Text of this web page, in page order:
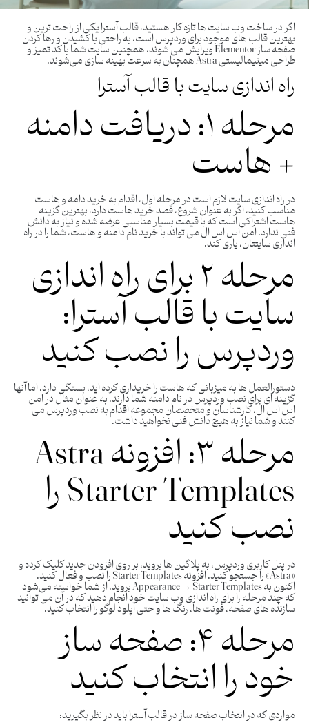
اگر در ساخت وب‌ سایت‌ ها تازه کار هستید، قالب‌ آسترا یکی از راحت ترین و
بهترین قالب های موجود برای وردپرس است، به راحتی با کشیدن و رها کردن
صفحه‌ ساز Elementor ویرایش می‌ شوند، همچنین سایت شما با کد تمیز و
طراحی مینیمالیستی Astra همچنان به سرعت بهینه ‌سازی می‌شوند.
راه اندازی سایت با قالب آسترا
مرحله ۱: دریافت دامنه
+ هاست
در راه اندازی سایت لازم است در مرحله اول، اقدام به خرید دامه و هاست
مناسب کنید، اگر به عنوان شروع، قصد خرید هاست دارد، بهترین گزینه
هاست اشتراکی است که با قیمت بسیار مناسبی عرضه شده و نیاز به دانش
فنی ندارد. امن اس اس ال می تواند با خرید نام دامنه و هاست، شما را در راه
اندازی سایتتان، یاری کند.
مرحله ۲ برای راه اندازی
سایت با قالب آسترا:
وردپرس را نصب کنید
دستورالعمل ها به میزبانی که هاست را خریداری کرده اید، بستگی دارد، اما آنها
گزینه ای برای نصب وردپرس در نام دامنه شما دارند. به عنوان مثال در امن
اس اس ال، کارشناسان و متخصصان مجموعه اقدام به نصب وردپرس می
کنند و شما نیاز به هیچ دانش فنی نخواهید داشت.
مرحله ۳: افزونه Astra
Starter Templates را
نصب کنید
در پنل کاربری وردپرس، به پلاگین ها بروید، بر روی افزودن جدید کلیک کرده و
«Astra» را جستجو کنید. افزونه Starter Templates را نصب و فعال کنید.
اکنون به Appearance → Starter Templates بروید. از شما خواسته می‌شود
که چند مرحله را برای راه‌ اندازی وب‌ سایت خود انجام دهید که در آن می ‌توانید
سازنده ‌های صفحه، فونت ‌ها، رنگ‌ ها و حتی آپلود لوگو را انتخاب کنید.
مرحله ۴: صفحه ساز
خود را انتخاب کنید
مواردی که در انتخاب صفحه ساز در قالب آسترا باید در نظر بگیرید: